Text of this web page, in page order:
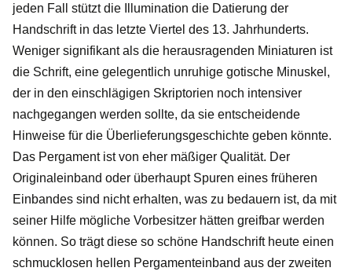
jeden Fall stützt die Illumination die Datierung der
Handschrift in das letzte Viertel des 13. Jahrhunderts.
Weniger signifikant als die herausragenden Miniaturen ist
die Schrift, eine gelegentlich unruhige gotische Minuskel,
der in den einschlägigen Skriptorien noch intensiver
nachgegangen werden sollte, da sie entscheidende
Hinweise für die Überlieferungsgeschichte geben könnte.
Das Pergament ist von eher mäßiger Qualität. Der
Originaleinband oder überhaupt Spuren eines früheren
Einbandes sind nicht erhalten, was zu bedauern ist, da mit
seiner Hilfe mögliche Vorbesitzer hätten greifbar werden
können. So trägt diese so schöne Handschrift heute einen
schmucklosen hellen Pergamenteinband aus der zweiten